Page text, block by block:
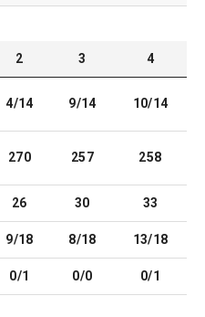
2 3 4
4/14 9/14 10/14
270 257 258
26 30 33
9/18 8/18 13/18
0/1 0/0 0/1